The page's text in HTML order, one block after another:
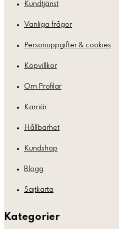
Kundtjänst
Vanliga frågor
Personuppgifter & cookies
Köpvillkor
Om Profilar
Karriär
Hållbarhet
Kundshop
Blogg
Sajtkarta
Kategorier